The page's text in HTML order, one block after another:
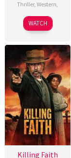
Thriller,Western,
WATCH
Killing Faith